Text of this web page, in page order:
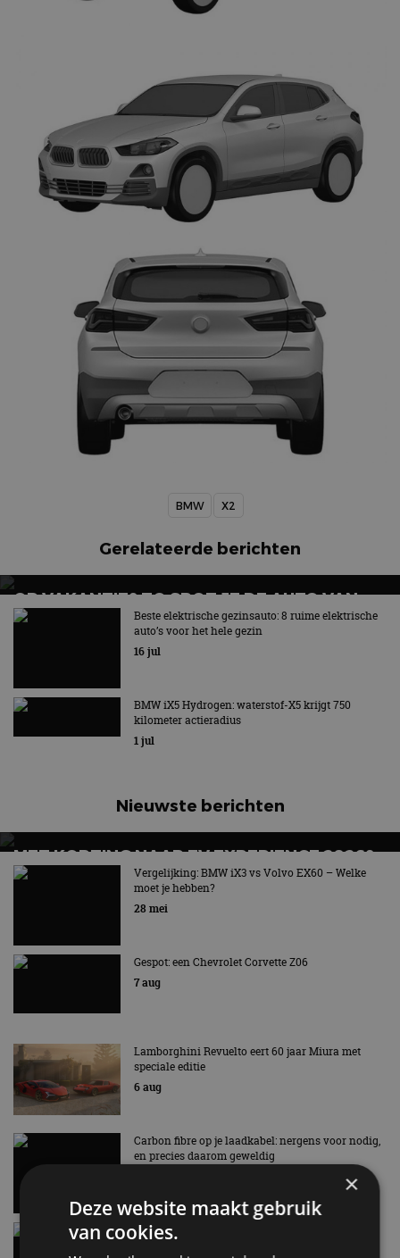
BMW X2
Gerelateerde berichten
OP VAKANTIE? ZO SPOT JE DE AUTO VAN
MORGEN
Beste elektrische gezinsauto: 8 ruime elektrische
auto’s voor het hele gezin
16 jul
BMW iX5 Hydrogen: waterstof-X5 krijgt 750
kilometer actieradius
1 jul
Nieuwste berichten
MET KORTING NAAR EV EXPERIENCE 2026?
AUTORAI REGELT HET!
EV Experience 2026 van 24 tot 26 september
Vergelijking: BMW iX3 vs Volvo EX60 – Welke
moet je hebben?
28 mei
Gespot: een Chevrolet Corvette Z06
7 aug
Lamborghini Revuelto eert 60 jaar Miura met
speciale editie
6 aug
Carbon fibre op je laadkabel: nergens voor nodig,
en precies daarom geweldig
Hennessey Blackbird krijgt atmosferische V8 en
×
Deze website maakt gebruik
van cookies.